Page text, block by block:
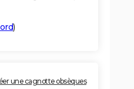
)
une cagnotte obsèques